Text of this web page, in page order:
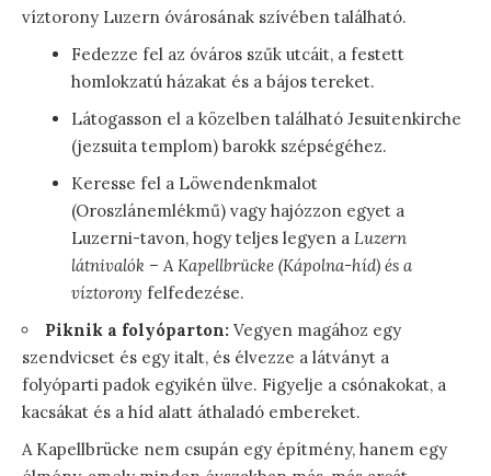
víztorony Luzern óvárosának szívében található.
Fedezze fel az óváros szűk utcáit, a festett
homlokzatú házakat és a bájos tereket.
Látogasson el a közelben található Jesuitenkirche
(jezsuita templom) barokk szépségéhez.
Keresse fel a Löwendenkmalot
(Oroszlánemlékmű) vagy hajózzon egyet a
Luzerni-tavon, hogy teljes legyen a Luzern
látnivalók – A Kapellbrücke (Kápolna-híd) és a
víztorony felfedezése.
Piknik a folyóparton: Vegyen magához egy
szendvicset és egy italt, és élvezze a látványt a
folyóparti padok egyikén ülve. Figyelje a csónakokat, a
kacsákat és a híd alatt áthaladó embereket.
A Kapellbrücke nem csupán egy építmény, hanem egy